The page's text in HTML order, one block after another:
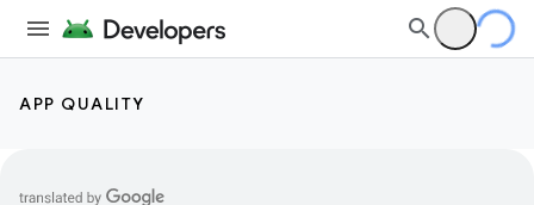
APP QUALITY